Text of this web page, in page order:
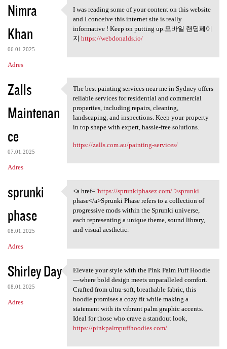
Nimra
Khan
06.01.2025
Adres
I was reading some of your
I was reading some of your content on this website
and I conceive this internet site is really
informative ! Keep on putting up.모바일 랜딩페이
지 https://webdonalds.io/
Zalls
Maintenan
ce
07.01.2025
Adres
The best painting services
The best painting services near me in Sydney offers
reliable services for residential and commercial
properties, including repairs, cleaning,
landscaping, and inspections. Keep your property
in top shape with expert, hassle-free solutions.
https://zalls.com.au/painting-services/
sprunki
phase
08.01.2025
Adres
<a href="https:/
<a href="https://sprunkiphasez.com/">sprunki
phase</a>Sprunki Phase refers to a collection of
progressive mods within the Sprunki universe,
each representing a unique theme, sound library,
and visual aesthetic.
Shirley Day
08.01.2025
Adres
Elevate your style with the
Elevate your style with the Pink Palm Puff Hoodie
—where bold design meets unparalleled comfort.
Crafted from ultra-soft, breathable fabric, this
hoodie promises a cozy fit while making a
statement with its vibrant palm graphic accents.
Ideal for those who crave a standout look,
https://pinkpalmpuffhoodies.com/